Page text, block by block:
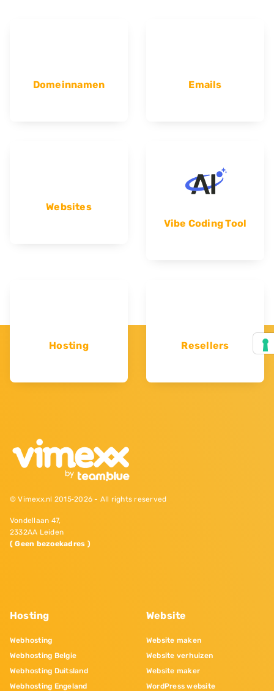
Domeinnamen Emails
Websites
Vibe Coding Tool
Hosting Resellers
© Vimexx.nl 2015‐2026 - All rights reserved
Vondellaan 47,
2332AA Leiden
( Geen bezoekadres )
Hosting
Webhosting
Webhosting Belgie
Webhosting Duitsland
Webhosting Engeland
Website
Website maken
Website verhuizen
Website maker
WordPress website